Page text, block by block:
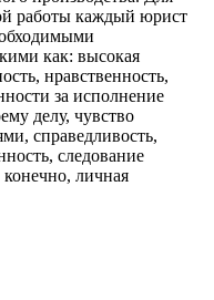
работы каждый юрист
как: высокая
нравственность,
за исполнение
делу, чувство
справедливость,
следование
личная